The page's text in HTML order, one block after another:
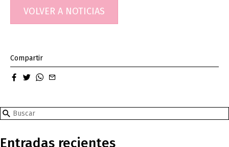
entradas
VOLVER A NOTICIAS
Compartir
facebook
twitterwhatsapp
Search
in
Entradas recientes